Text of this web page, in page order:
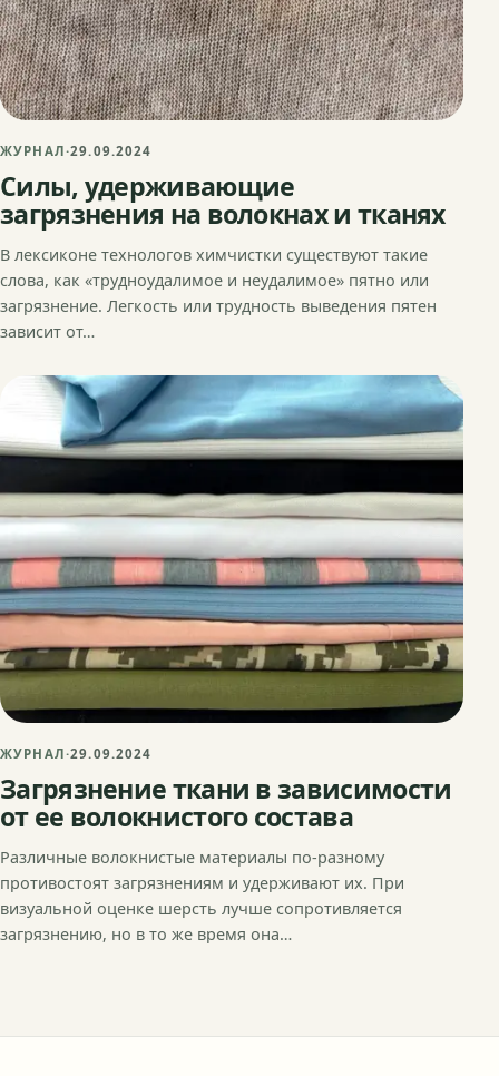
ЖУРНАЛ·29.09.2024
Силы, удерживающие
загрязнения на волокнах и тканях
В лексиконе технологов химчистки существуют такие
слова, как «трудноудалимое и неудалимое» пятно или
загрязнение. Легкость или трудность выведения пятен
зависит от…
ЖУРНАЛ·29.09.2024
Загрязнение ткани в зависимости
от ее волокнистого состава
Различные волокнистые материалы по-разному
противостоят загрязнениям и удерживают их. При
визуальной оценке шерсть лучше сопротивляется
загрязнению, но в то же время она…